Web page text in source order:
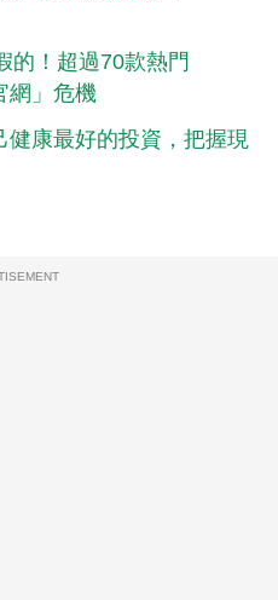
的！超過70款熱門
網」危機
健康最好的投資，把握現